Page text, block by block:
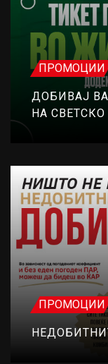
ПРОМОЦИИ
ДОБИВАЈ
НА СВЕТСКО
ПРОМОЦИИ